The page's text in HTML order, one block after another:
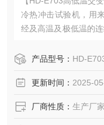
冷热冲击试验机，用
经及高温及极低温的
用的对象包括金属、
仪器
产品型号： HD-
更新时间： 2025-
厂商性质： 生产厂家